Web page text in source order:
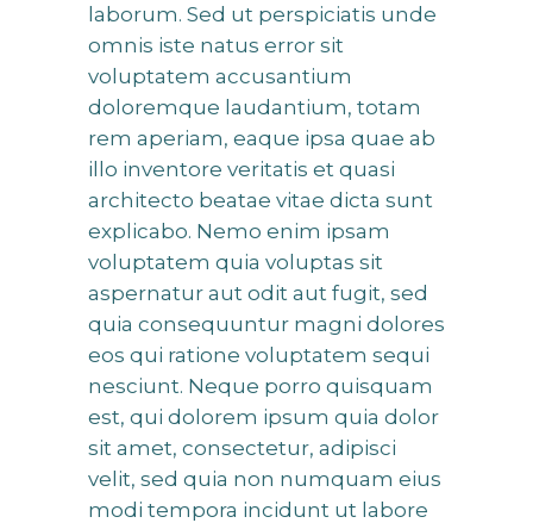
laborum. Sed ut perspiciatis unde
omnis iste natus error sit
voluptatem accusantium
doloremque laudantium, totam
rem aperiam, eaque ipsa quae ab
illo inventore veritatis et quasi
architecto beatae vitae dicta sunt
explicabo. Nemo enim ipsam
voluptatem quia voluptas sit
aspernatur aut odit aut fugit, sed
quia consequuntur magni dolores
eos qui ratione voluptatem sequi
nesciunt. Neque porro quisquam
est, qui dolorem ipsum quia dolor
sit amet, consectetur, adipisci
velit, sed quia non numquam eius
modi tempora incidunt ut labore